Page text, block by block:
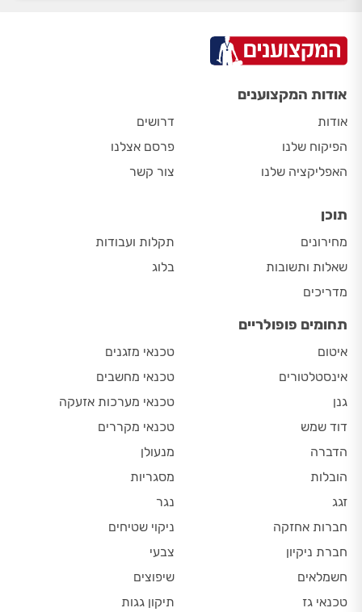
אודות המקצוענים
אודות
הפיקוח שלנו
האפליקציה שלנו
דרושים
פרסם אצלנו
צור קשר
תוכן
מחירונים
שאלות ותשובות
מדריכים
תקלות ועבודות
בלוג
תחומים פופולריים
איטום
אינסטלטורים
גנן
דוד שמש
הדברה
הובלות
זגג
חברות אחזקה
חברת ניקיון
חשמלאים
טכנאי גז
טכנאי מזגנים
טכנאי מחשבים
טכנאי מערכות אזעקה
טכנאי מקררים
מנעולן
מסגריות
נגר
ניקוי שטיחים
צבעי
שיפוצים
תיקון גגות